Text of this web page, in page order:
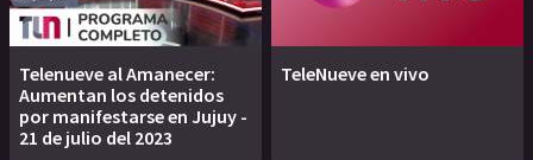
Telenueve al Amanecer:
Aumentan los detenidos
por manifestarse en Jujuy -
21 de julio del 2023
TeleNueve en vivo